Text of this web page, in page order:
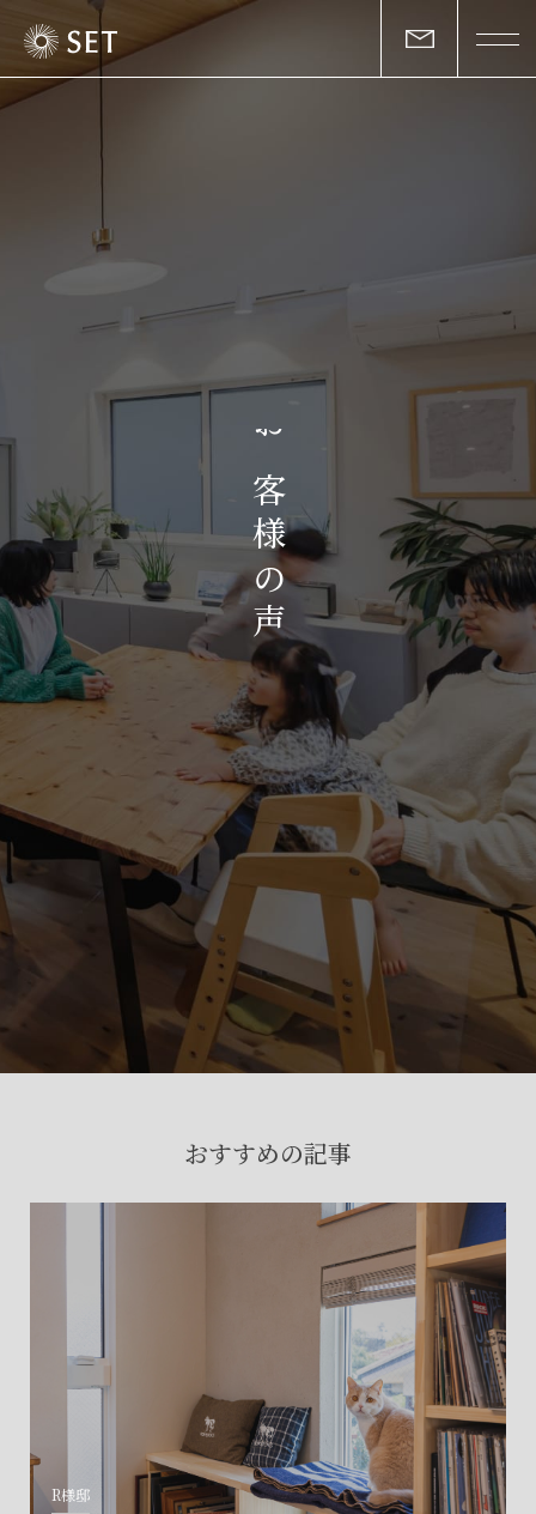
お
客
様
の
声
おすすめの記事
R様邸
物件一覧
お客様の声
お知らせ・イベント
会社概要・アクセス
スタッフ紹介
プライバシーポリシー
賃貸管理サイトはこちら
会社に関することや物件についての
お問い合わせはこちらから